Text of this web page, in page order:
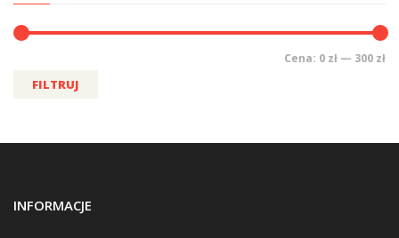
FILTRUJ
Cena: 0 zł — 300 zł
INFORMACJE